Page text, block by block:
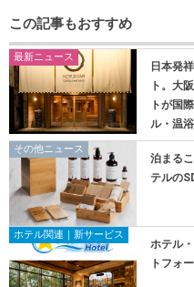
この記事もおすすめ
最新ニュース
日本発
ト。大
トが国
ル・温
その他ニュース
泊まる
テルの
ホテル関連｜新サービス
ホテル
トフォ